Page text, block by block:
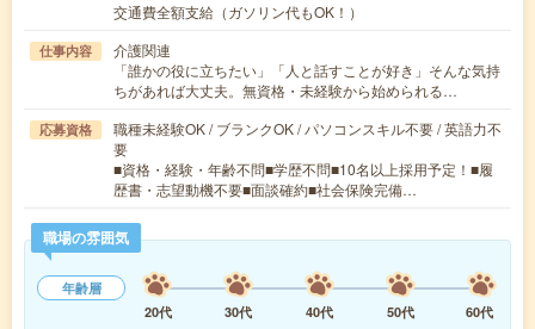
交通費全額支給（ガソリン代もOK！）
仕事内容
介護関連
「誰かの役に立ちたい」「人と話すことが好き」そんな気持
ちがあれば大丈夫。無資格・未経験から始められる…
応募資格
職種未経験OK / ブランクOK / パソコンスキル不要 / 英語力不
要
■資格・経験・年齢不問■学歴不問■10名以上採用予定！■履
歴書・志望動機不要■面談確約■社会保険完備…
職場の雰囲気
年齢層
20代
30代 40代 50代
60代